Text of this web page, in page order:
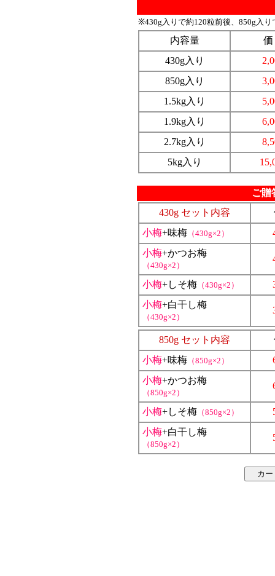
※430g入りで約120粒前後、850g入
内容量
430g入り
850g入り
1.5kg入り
1.9kg入り
2.7kg入り
5kg入り
ご贈
430g セット内容
小梅+味梅 （430g×2）
小梅+かつお梅
（430g×2）
小梅+しそ梅 （430g×2）
小梅+白干し梅
（430g×2）
850g セット内容
小梅+味梅 （850g×2）
小梅+かつお梅
（850g×2）
小梅+しそ梅 （850g×2）
小梅+白干し梅
（850g×2）